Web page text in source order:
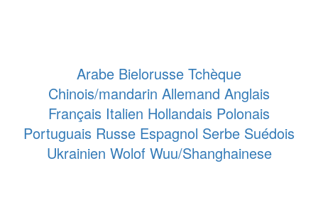
Arabe Bielorusse Tchèque
Chinois/mandarin Allemand Anglais
Français Italien Hollandais Polonais
Portuguais Russe Espagnol Serbe Suédois
Ukrainien Wolof Wuu/Shanghainese